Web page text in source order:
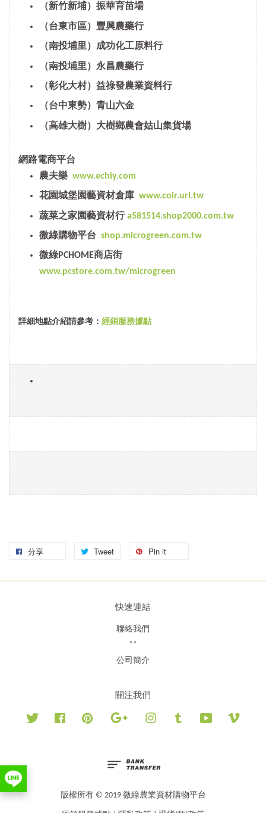
（新竹新埔）振華育苗場
（台東市區）豐興農藥行
（南投埔里）成功化工原料行
（南投埔里）永昌農藥行
（彰化大村）益祿發農業資料行
（台中東勢）青山六金
（高雄大樹）大樹鄉農會姑山集貨場
網路電商平台
農夫樂 www.echiy.com
花園城堡園藝資材倉庫 www.coir.url.tw
蔬菜之家園藝資材行a581514.shop2000.com.tw
微綠購物平台 shop.microgreen.com.tw
微綠PCHOME商店街
www.pcstore.com.tw/microgreen
詳細地點介紹請參考： 經銷服務據點
分享 Tweet Pin it
快速連結
聯絡我們
**
公司簡介
關注我們
Twitter Facebook Pinterest Google InstagramTumblr YouTube
版權所有 © 2019 微綠農業資材購物平台